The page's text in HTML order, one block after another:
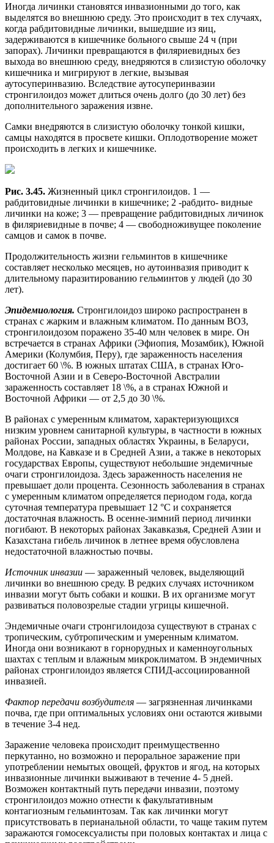
Иногда личинки становятся инвазионными до того, как
выделятся во внешнюю среду. Это происходит в тех случаях,
когда рабдитовидные личинки, вышедшие из яиц,
задерживаются в кишечнике больного свыше 24 ч (при
запорах). Личинки превращаются в филяриевидных без
выхода во внешнюю среду, внедряются в слизистую оболочку
кишечника и мигрируют в легкие, вызывая
аутосуперинвазию. Вследствие аутосуперинвазии
стронгилоидоз может длиться очень долго (до 30 лет) без
дополнительного заражения извне.
Самки внедряются в слизистую оболочку тонкой кишки,
самцы находятся в просвете кишки. Оплодотворение может
происходить в легких и кишечнике.
Рис. 3.45. Жизненный цикл стронгилоидов. 1 —
рабдитовидные личинки в кишечнике; 2 -рабдито- видные
личинки на коже; 3 — превращение рабдитовидных личинок
в филяриевидные в почве; 4 — свободноживущее поколение
самцов и самок в почве.
Продолжительность жизни гельминтов в кишечнике
составляет несколько месяцев, но аутоинвазия приводит к
длительному паразитированию гельминтов у людей (до 30
лет).
Эпидемиология. Стронгилоидоз широко распространен в
странах с жарким и влажным климатом. По данным ВОЗ,
стронгилоидозом поражено 35-40 млн человек в мире. Он
встречается в странах Африки (Эфиопия, Мозамбик), Южной
Америки (Колумбия, Перу), где зараженность населения
достигает 60 \%. В южных штатах США, в странах Юго-
Восточной Азии и в Северо-Восточной Австралии
зараженность составляет 18 \%, а в странах Южной и
Восточной Африки — от 2,5 до 30 \%.
В районах с умеренным климатом, характеризующихся
низким уровнем санитарной культуры, в частности в южных
районах России, западных областях Украины, в Беларуси,
Молдове, на Кавказе и в Средней Азии, а также в некоторых
государствах Европы, существуют небольшие эндемичные
очаги стронгилоидоза. Здесь зараженность населения не
превышает доли процента. Сезонность заболевания в странах
с умеренным климатом определяется периодом года, когда
суточная температура превышает 12 °С и сохраняется
достаточная влажность. В осенне-зимний период личинки
погибают. В некоторых районах Закавказья, Средней Азии и
Казахстана гибель личинок в летнее время обусловлена
недостаточной влажностью почвы.
Источник инвазии — зараженный человек, выделяющий
личинки во внешнюю среду. В редких случаях источником
инвазии могут быть собаки и кошки. В их организме могут
развиваться половозрелые стадии угрицы кишечной.
Эндемичные очаги стронгилоидоза существуют в странах с
тропическим, субтропическим и умеренным климатом.
Иногда они возникают в горнорудных и каменноугольных
шахтах с теплым и влажным микроклиматом. В эндемичных
районах стронгилоидоз является СПИД-ассоциированной
инвазией.
Фактор передачи возбудителя — загрязненная личинками
почва, где при оптимальных условиях они остаются живыми
в течение 3-4 нед.
Заражение человека происходит преимущественно
перкутанно, но возможно и пероральное заражение при
употреблении немытых овощей, фруктов и ягод, на которых
инвазионные личинки выживают в течение 4- 5 дней.
Возможен контактный путь передачи инвазии, поэтому
стронгилоидоз можно отнести к факультативным
контагиозным гельминтозам. Так как личинки могут
присутствовать в перианальной области, то чаще таким путем
заражаются гомосексуалисты при половых контактах и лица с